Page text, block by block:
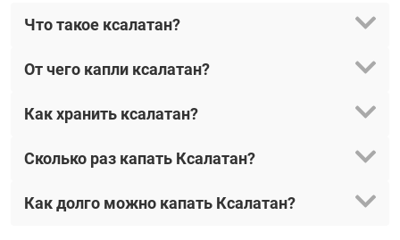
Что такое ксалатан?
От чего капли ксалатан?
Как хранить ксалатан?
Сколько раз капать Ксалатан?
Как долго можно капать Ксалатан?